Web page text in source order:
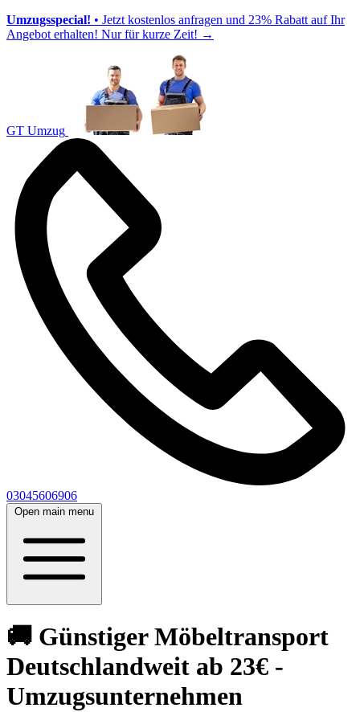
Umzugsspecial! • Jetzt kostenlos anfragen und 23% Rabatt auf Ihr
Angebot erhalten! Nur für kurze Zeit! →
GT Umzug
03045606906
Open main menu
🚚 Günstiger Möbeltransport
Deutschlandweit ab 23€ -
Umzugsunternehmen